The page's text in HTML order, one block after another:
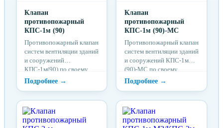
Клапан
противопожарный
КПС-1м (90)
Противопожарный клапан
систем вентиляции зданий
и сооружений
КПС-1м(90) по своему
функциональному
назначению может
огнезадерживающего с
нормально открытой
Клапан
противопожарный
КПС-1м (90)-МС
Противопожарный клапан
систем вентиляции зданий
и сооружений КПС-1м
(90)-МС по своему
функциональному
назначению может
огнезадерживающего с
нормально открытой